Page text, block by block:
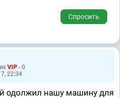
Спросить
VIP - 0
22:34
одолжил нашу машину для